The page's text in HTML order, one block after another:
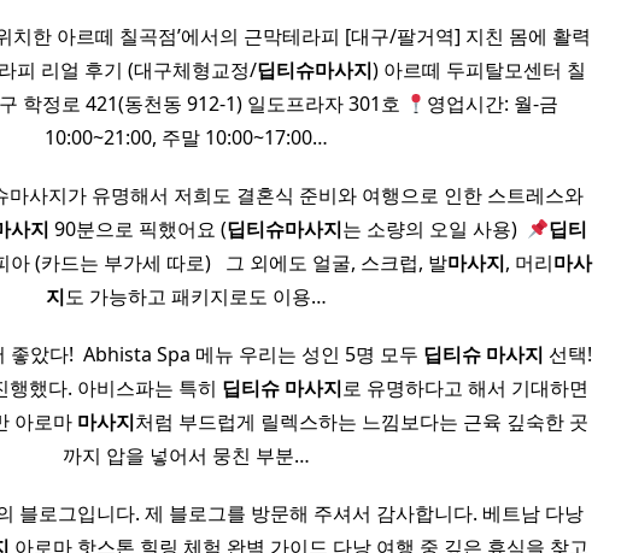
치한 아르떼 칠곡점’에서의 근막테라피 ​[대구/팔거역] 지친 몸에 활력
피 리얼 후기 (대구체형교정/딥티슈마사지) 아르떼 두피탈모센터 칠
학정로 421(동천동 912-1) 일도프라자 301호
영업시간: 월-금
10:00~21:00, 주말 10:00~17:00…
마사지가 유명해서 저희도 결혼식 준비와 여행으로 인한 스트레스와
사지 90분으로 픽했어요 (딥티슈마사지는 소량의 오일 사용) ​
딥티
아 (카드는 부가세 따로) ​ ​ 그 외에도 얼굴, 스크럽, 발마사지, 머리마사
지도 가능하고 패키지로도 이용…
좋았다! ​ Abhista Spa 메뉴 우리는 성인 5명 모두 딥티슈 마사지 선택!
행했다. 아비스파는 특히 딥티슈 마사지로 유명하다고 해서 기대하면
아로마 마사지처럼 부드럽게 릴렉스하는 느낌보다는 근육 깊숙한 곳
까지 압을 넣어서 뭉친 부분…
블로그입니다. 제 블로그를 방문해 주셔서 감사합니다. 베트남 다낭
아로마 핫스톤 힐링 체험 완벽 가이드 다낭 여행 중 깊은 휴식을 찾고